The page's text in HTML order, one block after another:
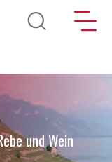
Inhalt
und Wein